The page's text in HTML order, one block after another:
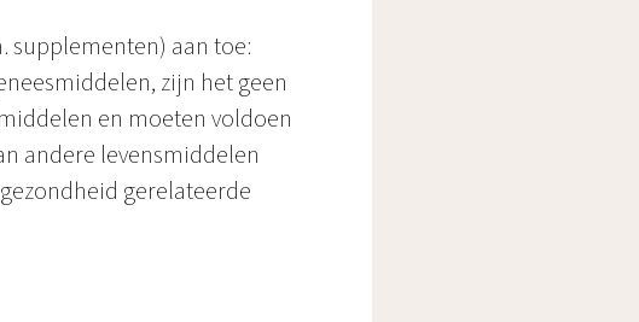
supplementen) aan toe:
zijn het geen
en moeten voldoen
andere levensmiddelen
gerelateerde